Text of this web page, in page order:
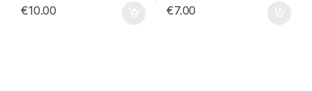
€10.00 €7.00